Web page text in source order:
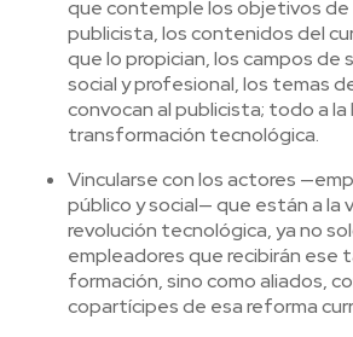
que contemple los objetivos
publicista, los contenidos del
que lo propician, los campos de
social y profesional, los temas
convocan al publicista; todo a la
transformación tecnológica.
Vincularse con los actores
público y social— que están a la
revolución tecnológica, ya no
empleadores que recibirán ese
formación, sino como aliados,
copartícipes de esa reforma